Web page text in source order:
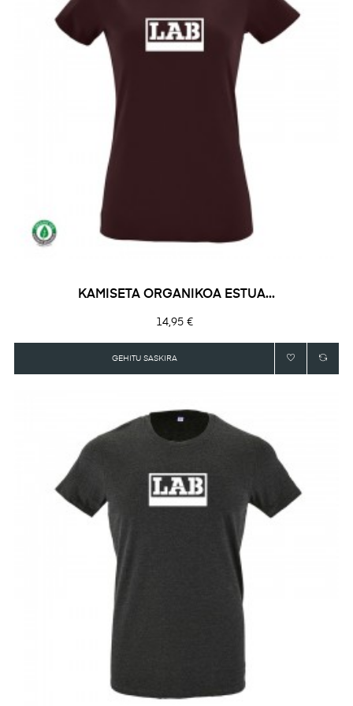
KAMISETA ORGANIKOA ESTUA...
Prezioa
14,95 €
GEHITU SASKIRA